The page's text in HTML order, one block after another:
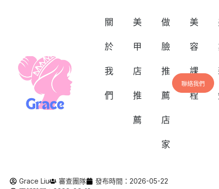
關
於
我
們
美
甲
店
推
薦
做
臉
推
薦
店
家
美
容
課
程
聯絡我們
Grace Liu 審查團隊
發布時間：2026-05-22